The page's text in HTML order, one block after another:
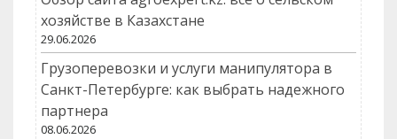
хозяйстве в Казахстане
29.06.2026
Грузоперевозки и услуги манипулятора в
Санкт-Петербурге: как выбрать надежного
партнера
08.06.2026